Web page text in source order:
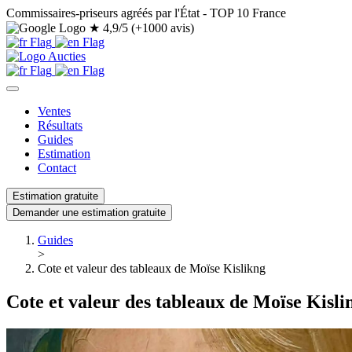
Commissaires-priseurs agréés par l'État - TOP 10 France
★ 4,9/5 (+1000 avis)
Ventes
Résultats
Guides
Estimation
Contact
Estimation gratuite
Demander une estimation gratuite
Guides
>
Cote et valeur des tableaux de Moïse Kislikng
Cote et valeur des tableaux de Moïse